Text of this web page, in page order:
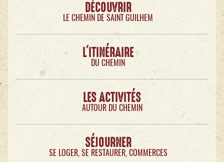
DÉCOUVRIR
LE CHEMIN DE SAINT GUILHEM
L'ITINÉRAIRE
DU CHEMIN
LES ACTIVITÉS
AUTOUR DU CHEMIN
SÉJOURNER
SE LOGER, SE RESTAURER, COMMERCES